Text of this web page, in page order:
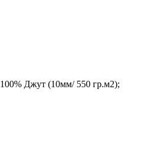
100% Джут (10мм/ 550 гр.м2);